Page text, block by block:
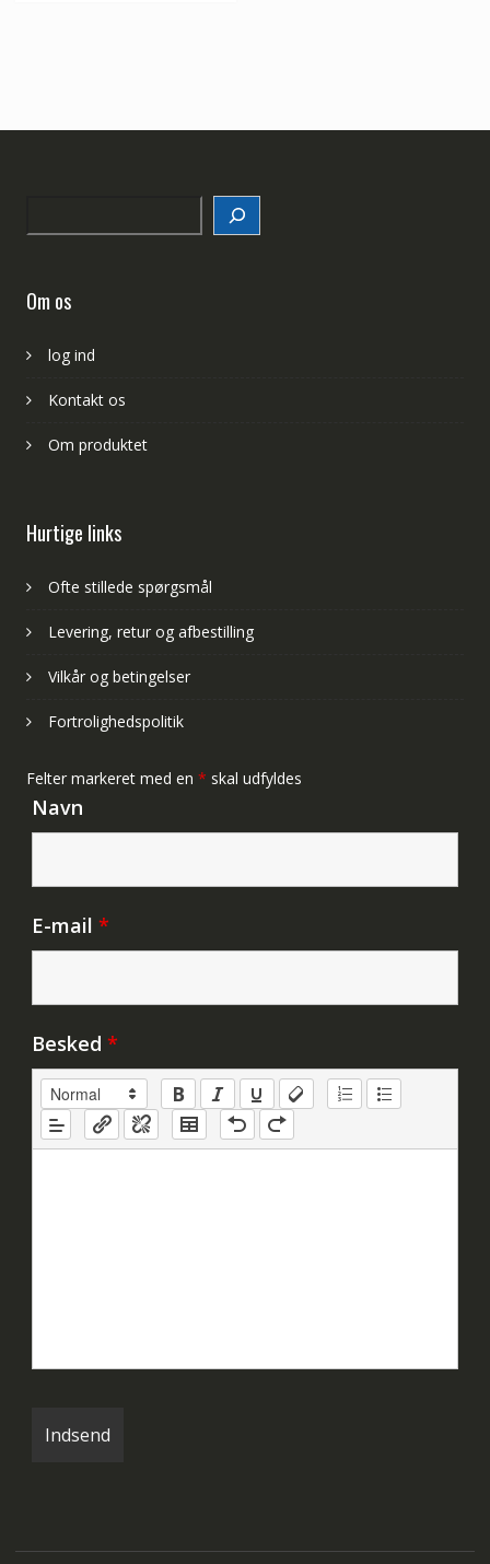
Om os
log ind
Kontakt os
Om produktet
Hurtige links
Ofte stillede spørgsmål
Levering, retur og afbestilling
Vilkår og betingelser
Fortrolighedspolitik
Felter markeret med en * skal udfyldes
Navn
E-mail *
Besked *